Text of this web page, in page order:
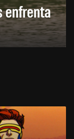
enfrenta